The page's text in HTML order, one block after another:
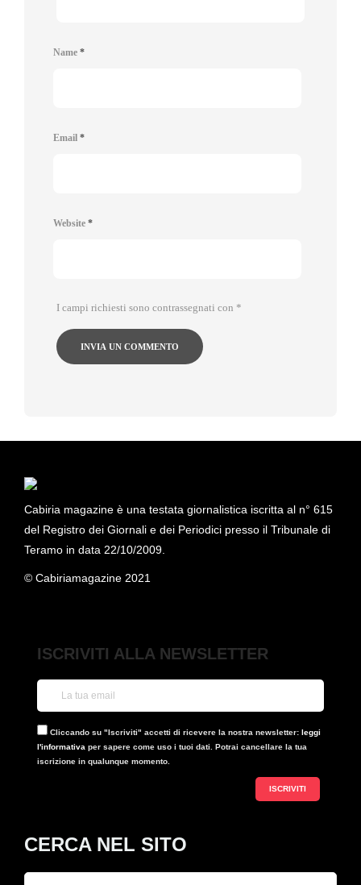
Name *
Email *
Website *
I campi richiesti sono contrassegnati con *
Cabiria magazine è una testata giornalistica iscritta al n° 615
del Registro dei Giornali e dei Periodici presso il Tribunale di
Teramo in data 22/10/2009.
© Cabiriamagazine 2021
ISCRIVITI ALLA NEWSLETTER
Cliccando su "Iscriviti" accetti di ricevere la nostra newsletter: leggi
l'informativa per sapere come uso i tuoi dati. Potrai cancellare la tua
iscrizione in qualunque momento.
CERCA NEL SITO